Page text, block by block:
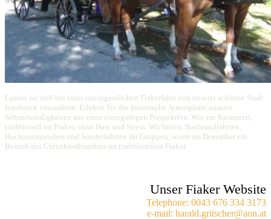
Lassen sie sich bei einer unvergesslichen Fiakerfahrt von unserer schönen Stadt
Innsbruck verzaubern. Erleben Sie die historische Atmosphäre unserer
Sehenswürdigkeiten aus einer einzigartigen Perspektive. Wie zur Kaiserzeit,
traditionell im Fiaker, ohne Hast und Stress. Wir bieten Stadtrundfahrten,
Hochzeitstransfers und Sonderfahrten für Gruppen, sowie im Dezember ein
Besuch des Christkindlmarktes im traditionellen Fiaker
Unser Fiaker Website
Telephone: 0043 676 334 3173
e-mail: harald.gritscher@aon.at